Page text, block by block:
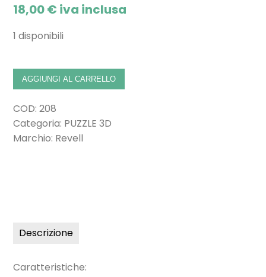
18,00€ iva inclusa
1 disponibili
AGGIUNGI AL CARRELLO
COD:208
Categoria: PUZZLE 3D
Marchio: Revell
Descrizione
Caratteristiche: